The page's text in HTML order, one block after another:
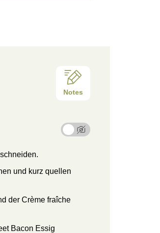
Notes
und kurz quellen
der Crème fraîche
Bacon Essig